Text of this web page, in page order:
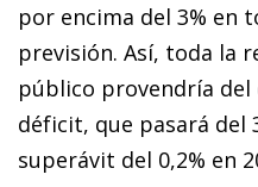
por encima del 3% en
previsión. Así, toda la
público provendría
déficit, que pasará del
superávit del 0,2% en